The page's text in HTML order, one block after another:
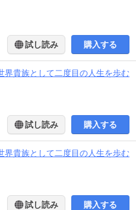
試し読み 購入する
界貴族として二度目の人生を歩む
試し読み 購入する
界貴族として二度目の人生を歩む
試し読み 購入する